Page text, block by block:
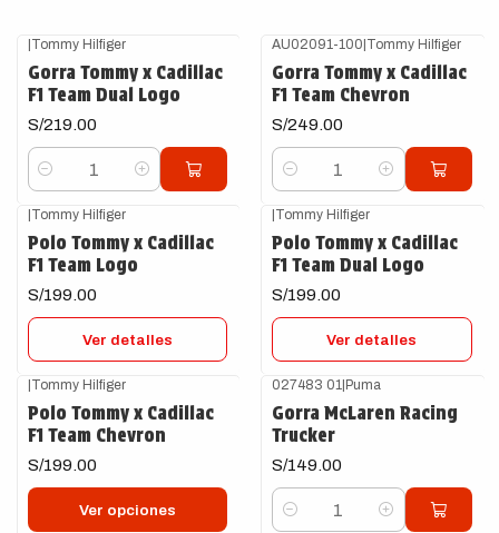
|Tommy Hilfiger
Gorra Tommy x Cadillac
F1 Team Dual Logo
S/219.00
Cantidad
AU02091-100|Tommy Hilfiger
Gorra Tommy x Cadillac
F1 Team Chevron
S/249.00
Cantidad
|Tommy Hilfiger
Polo Tommy x Cadillac
F1 Team Logo
S/199.00
Ver detalles
|Tommy Hilfiger
Polo Tommy x Cadillac
F1 Team Dual Logo
S/199.00
Ver detalles
|Tommy Hilfiger
Polo Tommy x Cadillac
F1 Team Chevron
S/199.00
Ver opciones
027483 01 |Puma
Gorra McLaren Racing
Trucker
S/149.00
Cantidad